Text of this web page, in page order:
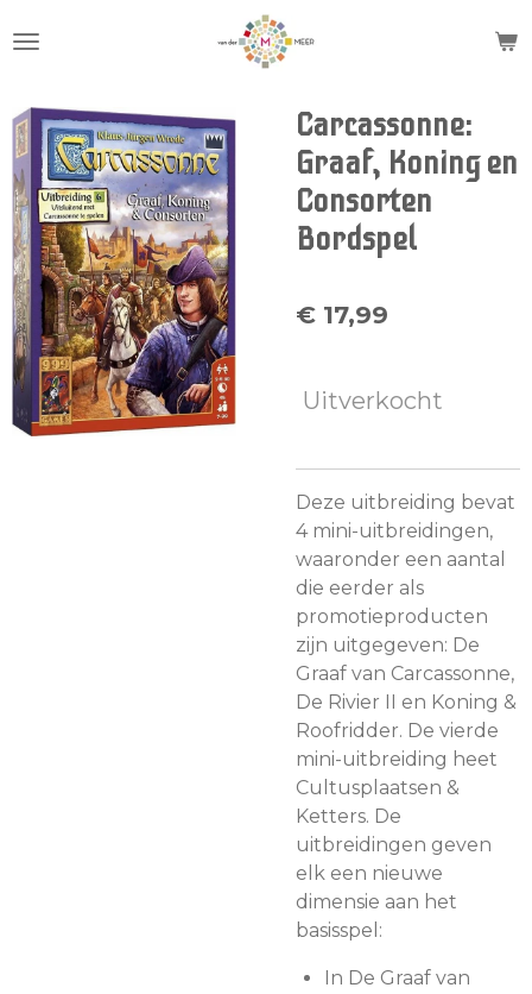
direct
de
hoofdinhoud
Carcassonne:
Graaf, Koning en
Consorten
Bordspel
€ 17,99
Uitverkocht
Deze uitbreiding bevat
4 mini-uitbreidingen,
waaronder een aantal
die eerder als
promotieproducten
zijn uitgegeven: De
Graaf van Carcassonne,
De Rivier II en Koning &
Roofridder. De vierde
mini-uitbreiding heet
Cultusplaatsen &
Ketters. De
uitbreidingen geven
elk een nieuwe
dimensie aan het
basisspel:
In De Graaf van